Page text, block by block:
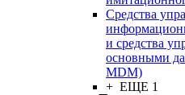
Средства
и средства
основными
MDM)
+ ЕЩЕ 1